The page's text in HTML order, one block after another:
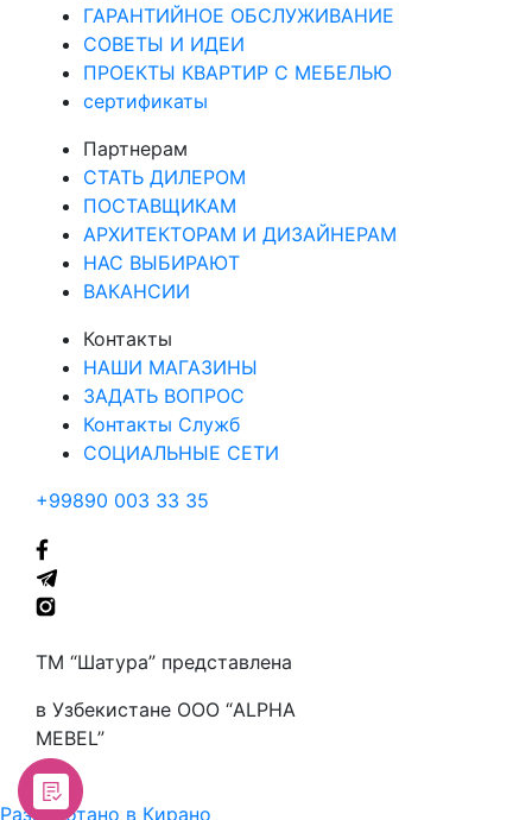
ГАРАНТИЙНОЕ ОБСЛУЖИВАНИЕ
СОВЕТЫ И ИДЕИ
ПРОЕКТЫ КВАРТИР С МЕБЕЛЬЮ
сертификаты
Партнерам
СТАТЬ ДИЛЕРОМ
ПОСТАВЩИКАМ
АРХИТЕКТОРАМ И ДИЗАЙНЕРАМ
НАС ВЫБИРАЮТ
ВАКАНСИИ
Контакты
НАШИ МАГАЗИНЫ
ЗАДАТЬ ВОПРОС
Контакты Служб
СОЦИАЛЬНЫЕ СЕТИ
+99890 003 33 35
ТМ “Шатура” представлена
в Узбекистане ООО “ALPHA
MEBEL”
Разработано в Кирано